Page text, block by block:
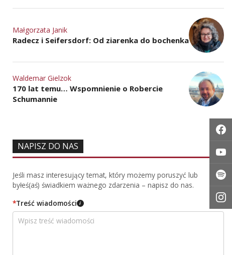
Małgorzata Janik
Radecz i Seifersdorf: Od ziarenka do bochenka
Waldemar Gielzok
170 lat temu… Wspomnienie o Robercie
Schumannie
NAPISZ DO NAS
Jeśli masz interesujący temat, który możemy poruszyć lub
byłeś(aś) świadkiem ważnego zdarzenia – napisz do nas.
*Treść wiadomości i